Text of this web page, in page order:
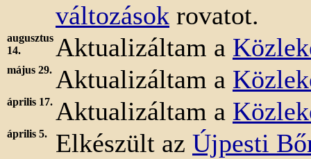
változások rovatot.
augusztus
14.
Aktualizáltam a
május 29. Aktualizáltam a
április 17. Aktualizáltam a
április 5. Elkészült az Újpesti